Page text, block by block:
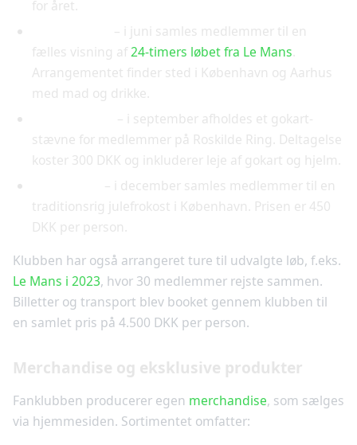
for året.
– i juni samles medlemmer til en
fælles visning af24-timers løbet fra Le Mans.
Arrangementet finder sted i København og Aarhus
med mad og drikke.
– i september afholdes et gokart-
stævne for medlemmer på Roskilde Ring. Deltagelse
koster 300 DKK og inkluderer leje af gokart og hjelm.
– i december samles medlemmer til en
traditionsrig julefrokost i København. Prisen er 450
DKK per person.
Klubben har også arrangeret ture til udvalgte løb, f.eks.
Le Mans i 2023, hvor 30 medlemmer rejste sammen.
Billetter og transport blev booket gennem klubben til
en samlet pris på 4.500 DKK per person.
Merchandise og eksklusive produkter
Fanklubben producerer egen merchandise, som sælges
via hjemmesiden. Sortimentet omfatter: